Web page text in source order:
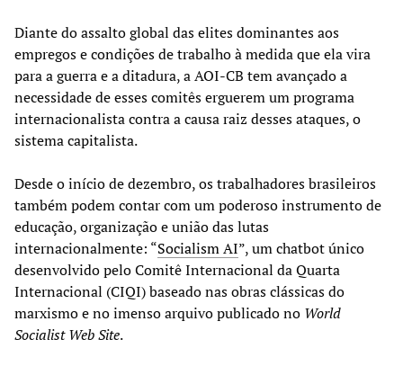
Diante do assalto global das elites dominantes aos
empregos e condições de trabalho à medida que ela vira
para a guerra e a ditadura, a AOI-CB tem avançado a
necessidade de esses comitês erguerem um programa
internacionalista contra a causa raiz desses ataques, o
sistema capitalista.
Desde o início de dezembro, os trabalhadores brasileiros
também podem contar com um poderoso instrumento de
educação, organização e união das lutas
internacionalmente: “Socialism AI”, um chatbot único
desenvolvido pelo Comitê Internacional da Quarta
Internacional (CIQI) baseado nas obras clássicas do
marxismo e no imenso arquivo publicado no World
Socialist Web Site.